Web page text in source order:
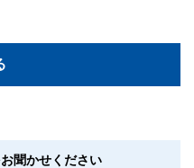
聞かせください